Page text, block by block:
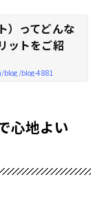
）ってどんな
ットをご紹
blog-4881
心地よい